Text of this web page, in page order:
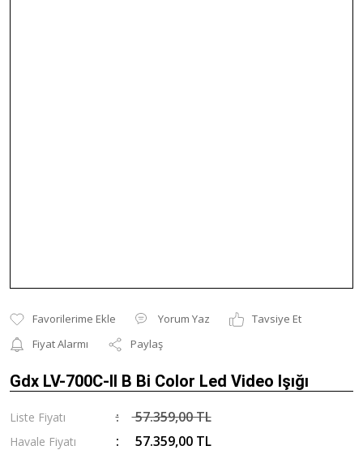
Yorum Yaz
Tavsiye Et
Fiyat Alarmı
Paylaş
Gdx LV-700C-II B Bi Color Led Video Işığı
Liste Fiyatı 57.359,00 TL
Havale Fiyatı 57.359,00 TL